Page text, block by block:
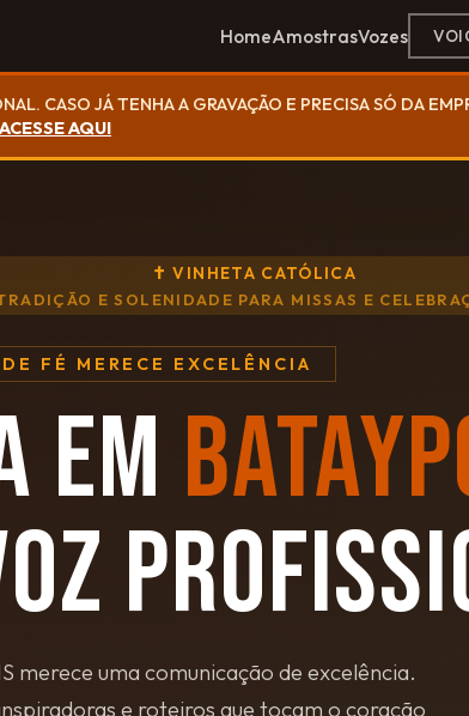
HomeAmostrasVozes
CASO JÁ TENHA A GRAVAÇÃO E PRECISA SÓ DA
ACESSE AQUI
✝ VINHETA CATÓLICA
E SOLENIDADE PARA MISSAS E
FÉ MERECE EXCELÊNCIA
EM
merece uma comunicação de excelência.
e roteiros que tocam o coração